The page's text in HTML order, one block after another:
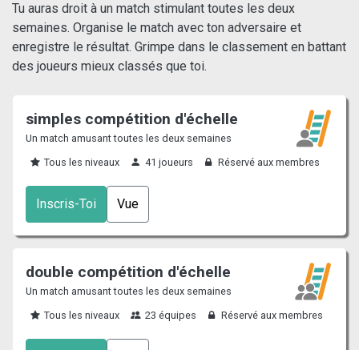
Tu auras droit à un match stimulant toutes les deux
semaines. Organise le match avec ton adversaire et
enregistre le résultat. Grimpe dans le classement en battant
des joueurs mieux classés que toi.
simples compétition d'échelle
Un match amusant toutes les deux semaines
Tous les niveaux
41 joueurs Réservé aux membres
Inscris-Toi Vue
double compétition d'échelle
Un match amusant toutes les deux semaines
Tous les niveaux
23 équipes Réservé aux membres